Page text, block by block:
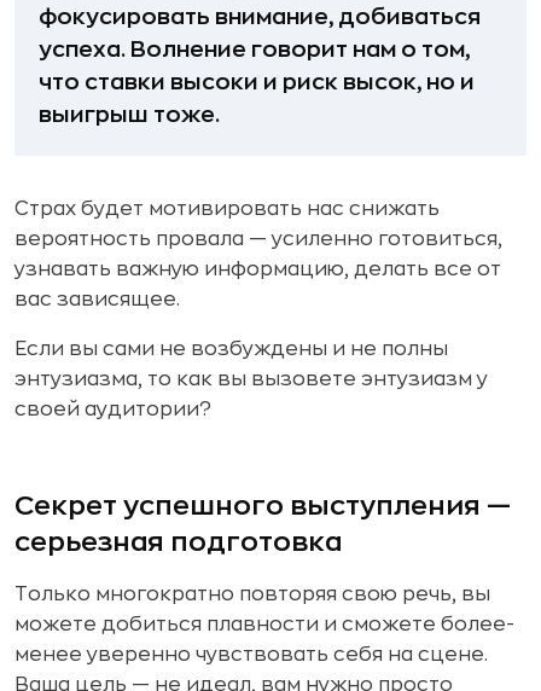
фокусировать внимание, добиваться
успеха. Волнение говорит нам о том,
что ставки высоки и риск высок, но и
выигрыш тоже.
Страх будет мотивировать нас снижать
вероятность провала — усиленно готовиться,
узнавать важную информацию, делать все от
вас зависящее.
Если вы сами не возбуждены и не полны
энтузиазма, то как вы вызовете энтузиазм у
своей аудитории?
Секрет успешного выступления —
серьезная подготовка
Только многократно повторяя свою речь, вы
можете добиться плавности и сможете более-
менее уверенно чувствовать себя на сцене.
Ваша цель — не идеал, вам нужно просто